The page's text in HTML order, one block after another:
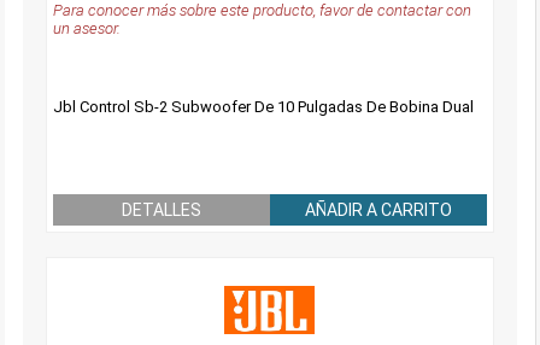
Para conocer más sobre este producto, favor de contactar con
un asesor.
Jbl Control Sb-2 Subwoofer De 10 Pulgadas De Bobina Dual
DETALLES AÑADIR A CARRITO